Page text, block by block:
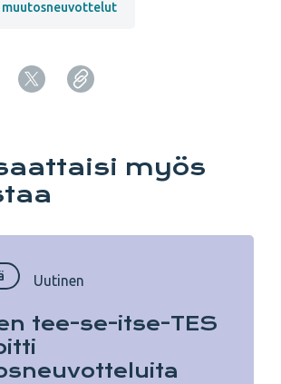
muutosneuvottelut
myös
Uutinen
tee-se-itse-TES